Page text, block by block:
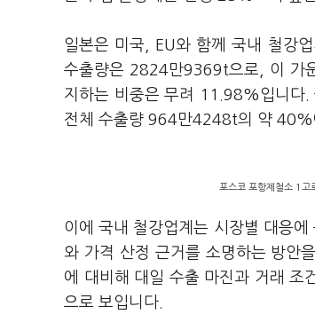
일본은 미국, EU와 함께 국내 철강
수출량은 2824만9369t으로, 이 가
지하는 비중은 무려 11.98%입니다.
전체 수출량 964만4248t의 약 40%
포스코 포항제철소 1고
이에 국내 철강업계는 시장별 대응
와 가격 산정 근거를 소명하는 방안
에 대비해 대일 수출 마진과 거래 조
으로 보입니다.